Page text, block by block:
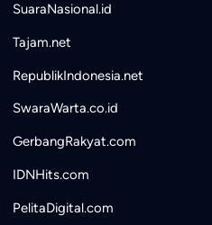
SuaraNasional.id
Tajam.net
RepublikIndonesia.net
SwaraWarta.co.id
GerbangRakyat.com
IDNHits.com
PelitaDigital.com